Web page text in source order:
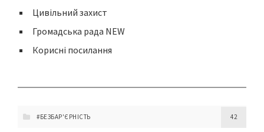
Цивільний захист
Громадська рада NEW
Корисні посилання
#БЕЗБАР'ЄРНІСТЬ 42